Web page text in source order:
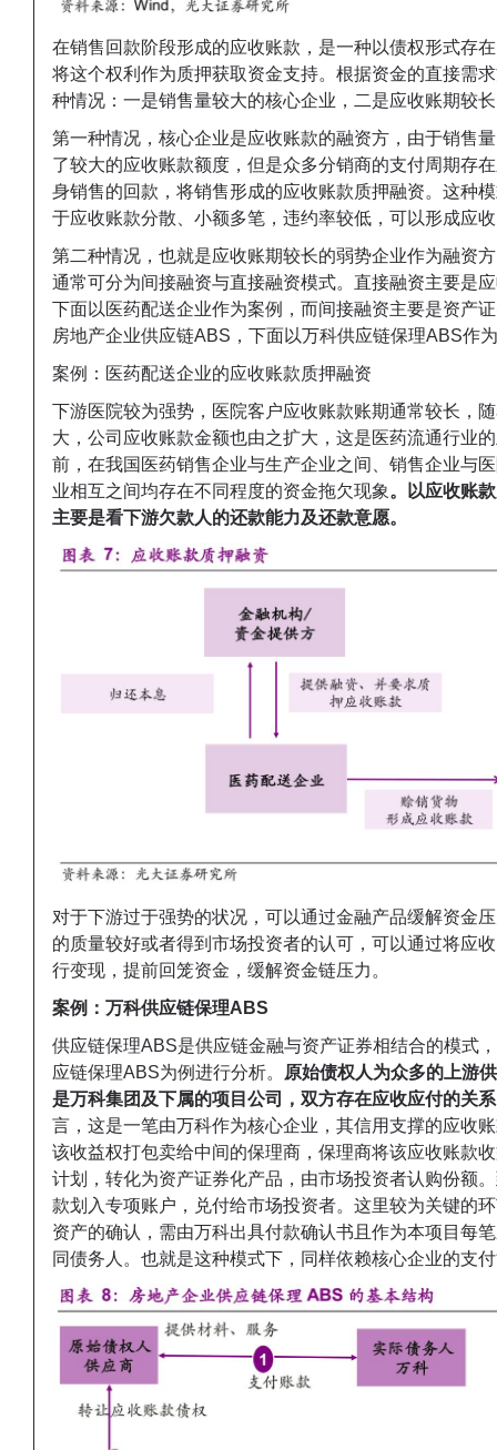
在销售回款阶段形成的应收账款，是一种以债权形式存
将这个权利作为质押获取资金支持。 根据资金的直接需
种情况： 一是销售量较大的核心企业，二是应收账期较
第一种情况，核心企业是应收账款的融资方，由于销售
了较大的应收账款额度，但是众多分销商的支付周期存
身销售的回款，将销售形成的应收账款质押融资。这种
于应收账款分散、小额多笔，违约率较低，可以形成应
第二种情况，也就是应收账期较长的弱势企业作为融资
通常可分为间接融资与直接融资模式。直接融资主要是
下面以医药配送企业作为案例，而间接融资主要是资产
房地产企业供应链ABS，下面以万科供应链保理ABS作
案例：医药配送企业的应收账款质押融资
下游医院较为强势，医院客户应收账款账期通常较长，
大，公司应收账款金额也由之扩大，这是医药流通行业
前，在我国医药销售企业与生产企业之间、销售企业与
业相互之间均存在不同程度的资金拖欠现象。
以应收账
主要是看下游欠款人的还款能力及还款意愿。
对于下游过于强势的状况，可以通过金融产品缓解资金
的质量较好或者得到市场投资者的认可，可以通过将应
行变现，提前回笼资金，缓解资金链压力。
案例： 万科供应链保理ABS
供应链保理ABS是供应链金融与资产证券相结合的模式
应链保理ABS为例进行分析。
原始债权人为众多的上游
是万科集团及下属的项目公司，双方存在应收应付的关
言，这是一笔由万科作为核心企业，其信用支撑的应收
该收益权打包卖给中间的保理商，保理商将该应收账款
计划，转化为资产证券化产品，由市场投资者认购份额
款划入专项账户，兑付给市场投资者。这里较为关键的
资产的确认，需由万科出具付款确认书且作为本项目每
同债务人。也就是这种模式下，同样依赖核心企业的支